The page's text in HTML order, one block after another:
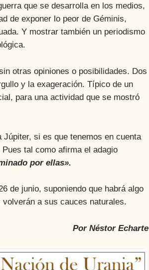
que se desarrolla en los medios,
de exponer lo peor de Géminis,
Y mostrar también un periodismo
otras opiniones o posibilidades. Dos
y la exageración. Típico de un
para una actividad que se mostró
si es que tenemos en cuenta
tal como afirma el adagio
por ellas».
de junio, suponiendo que habrá algo
volverán a sus cauces naturales.
Por Néstor Echarte